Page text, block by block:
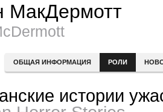
МакДермотт
ОБЩАЯ ИНФОРМАЦИЯ РОЛИ
истории